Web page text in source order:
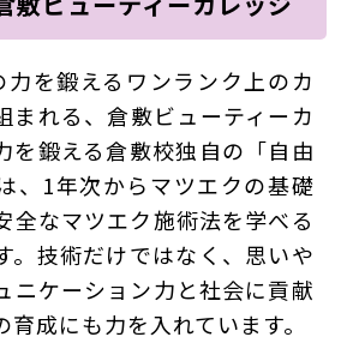
を鍛えるワンランク上のカ
まれる、倉敷ビューティーカ
を鍛える倉敷校独自の「自由
、1年次からマツエクの基礎
全なマツエク施術法を学べる
。技術だけではなく、思いや
ニケーション力と社会に貢献
成にも力を入れています。